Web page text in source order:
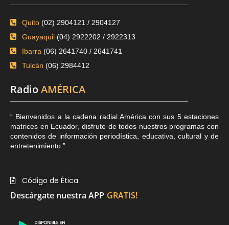
Quito (02) 2904121 / 2904127
Guayaquil (04) 2922202 / 2922313
Ibarra (06) 2641740 / 2641741
Tulcán (06) 2984412
RadioAMÉRICA
“ Bienvenidos a la cadena radial América con sus 5 estaciones
matrices en Ecuador, disfrute de todos nuestros programas con
contenidos de información periodística, educativa, cultural y de
entretenimiento ”
Código de Ética
Descárgate nuestra APP GRATIS!